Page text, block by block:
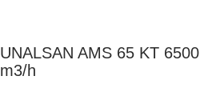
UNALSAN AMS 65 KT 6500
m3/h